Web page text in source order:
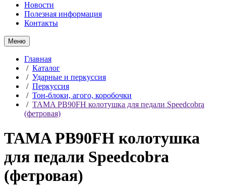
Новости
Полезная информация
Контакты
Меню
Главная
/ Каталог
/ Ударные и перкуссия
/ Перкуссия
/ Тон-блоки, агого, коробочки
/ TAMA PB90FH колотушка для педали Speedcobra
(фетровая)
TAMA PB90FH колотушка
для педали Speedcobra
(фетровая)